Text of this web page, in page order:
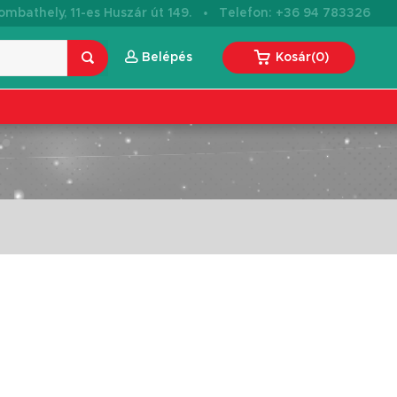
11-es Huszár út 149. · Telefon: +36 94 783326
Belépés Kosár(0)